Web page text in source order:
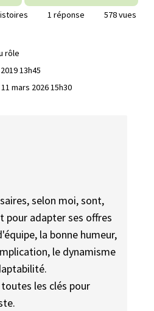
1 réponse
578 vues
rôle
13h45
mars 2026 15h30
selon moi, sont,
pour adapter ses offres
la bonne humeur,
le dynamisme
les clés pour